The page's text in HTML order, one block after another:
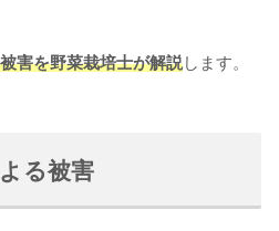
害を野菜栽培士が解説します。
る被害